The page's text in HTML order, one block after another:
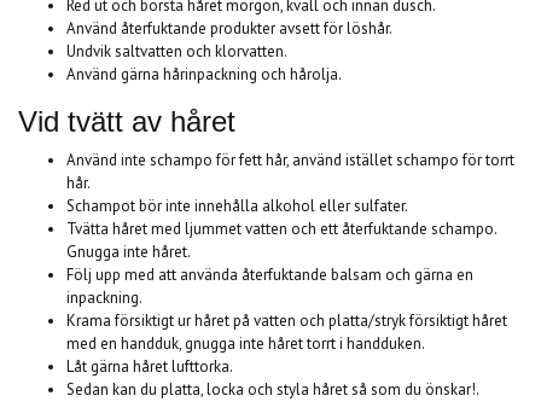
Red ut och borsta håret morgon, kväll och innan dusch.
Använd återfuktande produkter avsett för löshår.
Undvik saltvatten och klorvatten.
Använd gärna hårinpackning och hårolja.
Vid tvätt av håret
Använd inte schampo för fett hår, använd istället schampo för torrt
hår.
Schampot bör inte innehålla alkohol eller sulfater.
Tvätta håret med ljummet vatten och ett återfuktande schampo.
Gnugga inte håret.
Följ upp med att använda återfuktande balsam och gärna en
inpackning.
Krama försiktigt ur håret på vatten och platta/stryk försiktigt håret
med en handduk, gnugga inte håret torrt i handduken.
Låt gärna håret lufttorka.
Sedan kan du platta, locka och styla håret så som du önskar!.